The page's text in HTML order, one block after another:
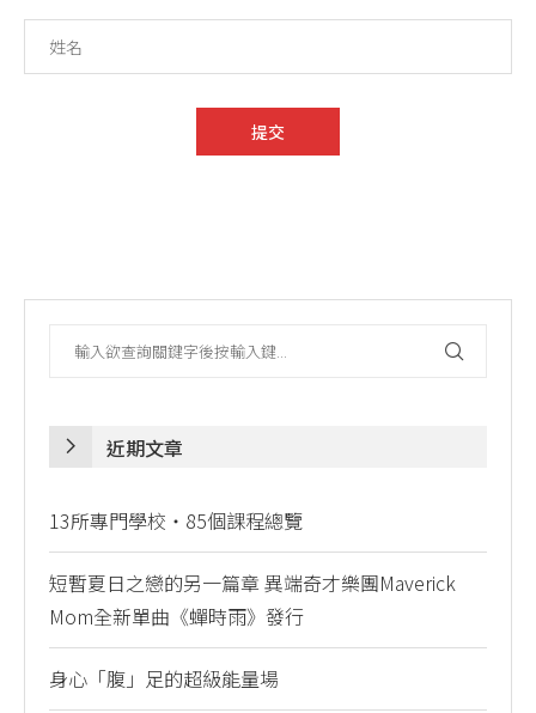
近期文章
13所專門學校・85個課程總覽
短暫夏日之戀的另一篇章 異端奇才樂團Maverick
Mom全新單曲《蟬時雨》發行
身心「腹」足的超級能量場